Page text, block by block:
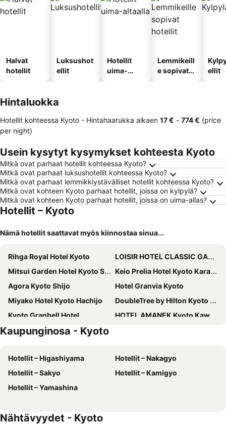
Halvat
hotellit
Luksushot
ellit
Hotellit
uima-
Lemmikeill
e sopivat
ellit
Hintaluokka
Hotellit kohteessa Kyoto - Hintahaarukka alkaen ‎17 € - ‎774 € (price
per night)
Usein kysytyt kysymykset kohteesta Kyoto
Mitkä ovat parhaat hotellit kohteessa Kyoto?
Mitkä ovat parhaat luksushotellit kohteessa Kyoto?
Mitkä ovat parhaat lemmikkiystävälliset hotellit kohteessa Kyoto?
Mitkä ovat kohteen Kyoto parhaat hotellit, joissa on kylpylä?
Mitkä ovat kohteen Kyoto parhaat hotellit, joissa on uima-allas?
Hotellit – Kyoto
Nämä hotellit saattavat myös kiinnostaa sinua...
Rihga Royal Hotel Kyoto
LOISIR HOTEL CLASSIC GARDEN KYOTO SANJO
Mitsui Garden Hotel Kyoto Shijo
Keio Prelia Hotel Kyoto Karasuma Gojo
Agora Kyoto Shijo
Hotel Granvia Kyoto
Miyako Hotel Kyoto Hachijo
DoubleTree by Hilton Kyoto Station
Kyoto Granbell Hotel
HOTEL AMANEK Kyoto Kawaramachi Gojo
Kyoto Brighton Hotel
THE POCKET HOTEL Kyoto Karasuma Gojo
Hotel Emion Kyoto
Onyado Nono Kyoto Shichijo Natural Hot Spring
Mitsui Garden Hotel Kyoto Shinmachi Bettei
Noku Kyoto
ALA HOTEL KYOTO
Kaupunginosa - Kyoto
Hotellit – Higashiyama
Hotellit – Nakagyo
Hotellit – Sakyo
Hotellit – Kamigyo
Hotellit – Yamashina
Nähtävyydet - Kyoto